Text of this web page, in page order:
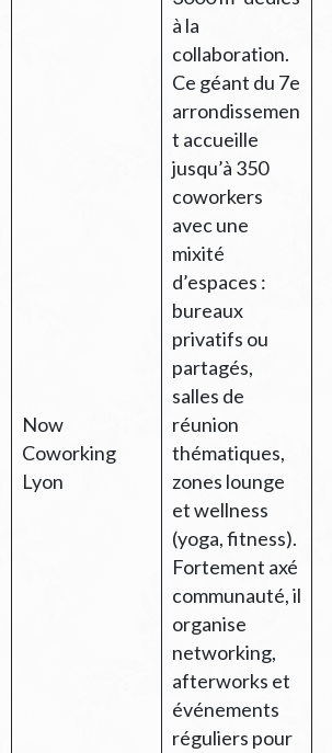
Now
Coworking
Lyon
à la
collaboration.
Ce géant du 7e
arrondissemen
t accueille
jusqu’à 350
coworkers
avec une
mixité
d’espaces :
bureaux
privatifs ou
partagés,
salles de
réunion
thématiques,
zones lounge
et wellness
(yoga, fitness).
Fortement axé
communauté, il
organise
networking,
afterworks et
événements
réguliers pour